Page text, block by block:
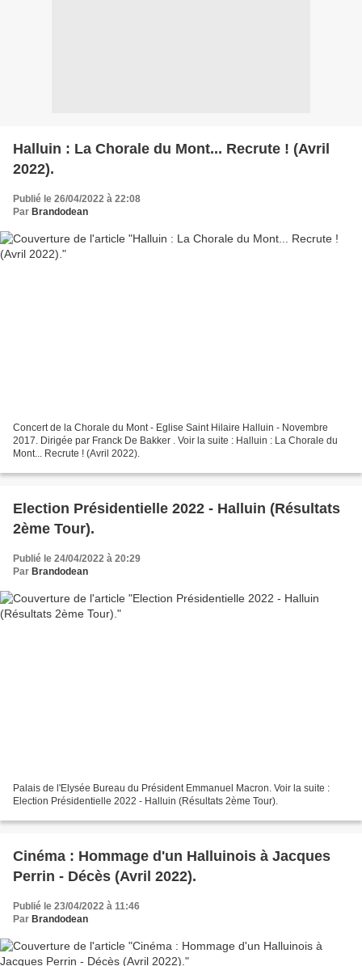
Halluin : La Chorale du Mont... Recrute ! (Avril
2022).
Publié le 26/04/2022 à 22:08
Par Brandodean
Concert de la Chorale du Mont - Eglise Saint Hilaire Halluin - Novembre
2017. Dirigée par Franck De Bakker . Voir la suite : Halluin : La Chorale du
Mont... Recrute ! (Avril 2022).
Election Présidentielle 2022 - Halluin (Résultats
2ème Tour).
Publié le 24/04/2022 à 20:29
Par Brandodean
Palais de l'Elysée Bureau du Président Emmanuel Macron. Voir la suite :
Election Présidentielle 2022 - Halluin (Résultats 2ème Tour).
Cinéma : Hommage d'un Halluinois à Jacques
Perrin - Décès (Avril 2022).
Publié le 23/04/2022 à 11:46
Par Brandodean